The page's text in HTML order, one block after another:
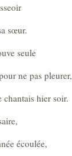
sœur.
seule
ne pas pleurer,
chantais hier soir.
écoulée,